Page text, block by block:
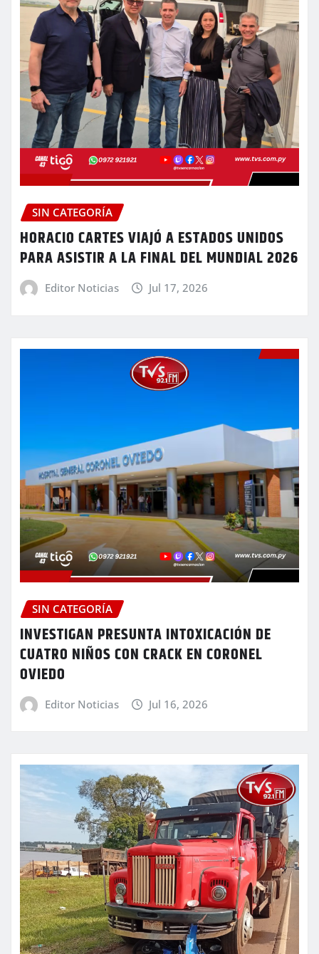
SIN CATEGORÍA
HORACIO CARTES VIAJÓ A ESTADOS UNIDOS
PARA ASISTIR A LA FINAL DEL MUNDIAL 2026
Editor Noticias Jul 17, 2026
SIN CATEGORÍA
INVESTIGAN PRESUNTA INTOXICACIÓN DE
CUATRO NIÑOS CON CRACK EN CORONEL
OVIEDO
Editor Noticias Jul 16, 2026